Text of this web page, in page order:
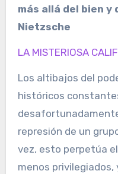
más allá del bien y
Nietzsche
LA MISTERIOSA
Los altibajos del
históricos
represión de un
vez, esto perpetúa
menos